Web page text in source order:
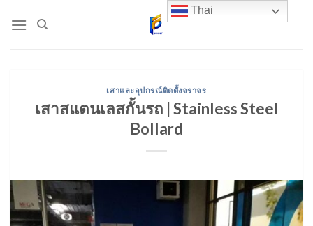
เสาและอุปกรณ์ติดตั้งจราจร
เสาสแตนเลสกั้นรถ | Stainless Steel
Bollard
Thai